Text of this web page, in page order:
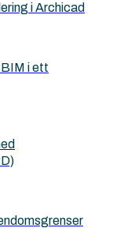
i Archicad
i ett